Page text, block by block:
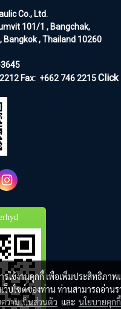
Co., Ltd.
101/1 , Bangchak,
Bangkok , Thailand 10260
Fax: +662 746 2215Click
รใช้งานคุกกี้ เพื่อเพิ่มประสิทธิภา
เว็บไซต์ของท่าน ท่านสามารถอ่าน
วามเป็นส่วนตัว และ นโยบายคุกกี้